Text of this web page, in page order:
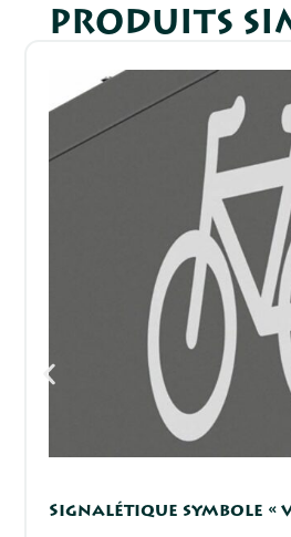
PRODUITS
Signalétique symbole «